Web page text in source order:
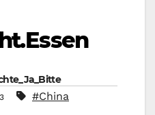
#China